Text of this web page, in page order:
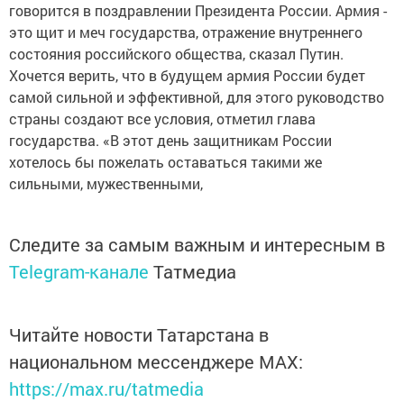
говорится в поздравлении Президента России. Армия -
это щит и меч государства, отражение внутреннего
состояния российского общества, сказал Путин.
Хочется верить, что в будущем армия России будет
самой сильной и эффективной, для этого руководство
страны создают все условия, отметил глава
государства. «В этот день защитникам России
хотелось бы пожелать оставаться такими же
сильными, мужественными,
Следите за самым важным и интересным в
Telegram-канале Татмедиа
Читайте новости Татарстана в
национальном мессенджере MАХ:
https://max.ru/tatmedia